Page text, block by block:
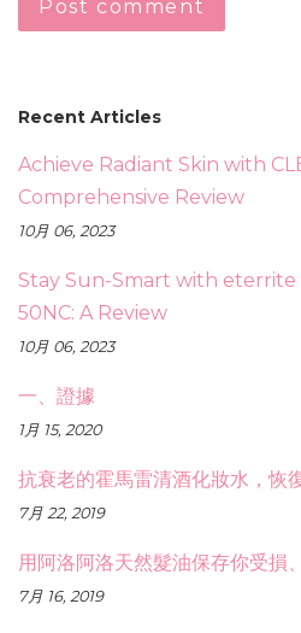
Recent Articles
Achieve Radiant Skin with
Comprehensive Review
10月 06, 2023
Stay Sun-Smart with
50NC: A Review
10月 06, 2023
一、證據
1月 15, 2020
抗衰老的霍馬雷清酒化妝水，恢
7月 22, 2019
用阿洛阿洛天然髮油保存你受損
7月 16, 2019